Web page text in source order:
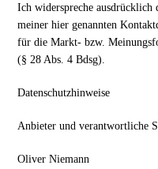
Ich widerspreche
meiner hier genannten
für die Markt- bzw.
(§ 28 Abs. 4 Bdsg).
Datenschutzhinweise
Anbieter und verantwortliche
Oliver Niemann